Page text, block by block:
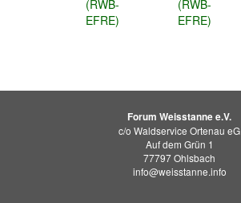
Forum Weisstanne e.V.
c/o Waldservice Ortenau eG
Auf dem Grün 1
77797 Ohlsbach
info@weisstanne.info